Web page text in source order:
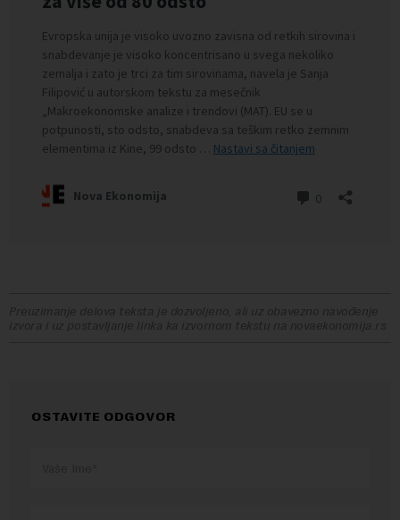
Preuzimanje delova teksta je dozvoljeno, ali uz obavezno navođenje
izvora i uz postavljanje linka ka izvornom tekstu na novaekonomija.rs
OSTAVITE ODGOVOR